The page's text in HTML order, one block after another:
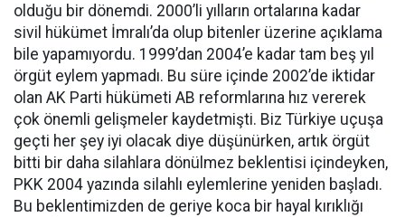
olduğu bir dönemdi. 2000’li yılların ortalarına kadar
sivil hükümet İmralı’da olup bitenler üzerine açıklama
bile yapamıyordu. 1999’dan 2004’e kadar tam beş yıl
örgüt eylem yapmadı. Bu süre içinde 2002’de iktidar
olan AK Parti hükümeti AB reformlarına hız vererek
çok önemli gelişmeler kaydetmişti. Biz Türkiye uçuşa
geçti her şey iyi olacak diye düşünürken, artık örgüt
bitti bir daha silahlara dönülmez beklentisi içindeyken,
PKK 2004 yazında silahlı eylemlerine yeniden başladı.
Bu beklentimizden de geriye koca bir hayal kırıklığı